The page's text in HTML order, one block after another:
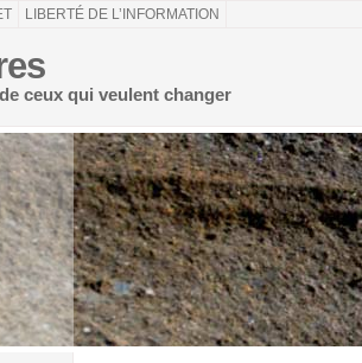
LIBERTÉ DE L’INFORMATION
ceux qui veulent changer